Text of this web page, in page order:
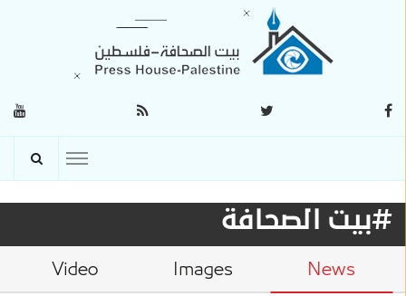
#بيت الصحافة
News
Images
Video